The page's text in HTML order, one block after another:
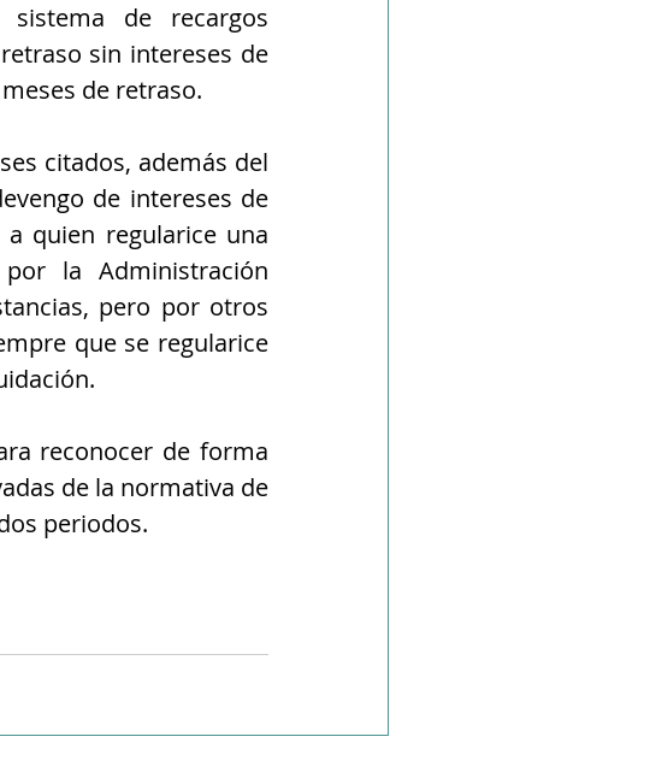
sistema de recargos
sin intereses de
de retraso.
citados, además del
de intereses de
quien regularice una
la Administración
pero por otros
que se regularice
reconocer de forma
de la normativa de
periodos.